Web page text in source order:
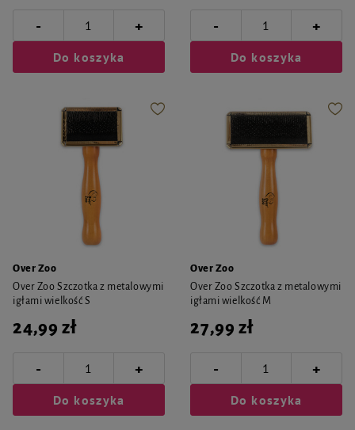
- +
Do koszyka
- +
Do koszyka
Over Zoo
Over Zoo Szczotka z metalowymi
igłami wielkość S
24,99 zł
- +
Do koszyka
Over Zoo
Over Zoo Szczotka z metalowymi
igłami wielkość M
27,99 zł
- +
Do koszyka